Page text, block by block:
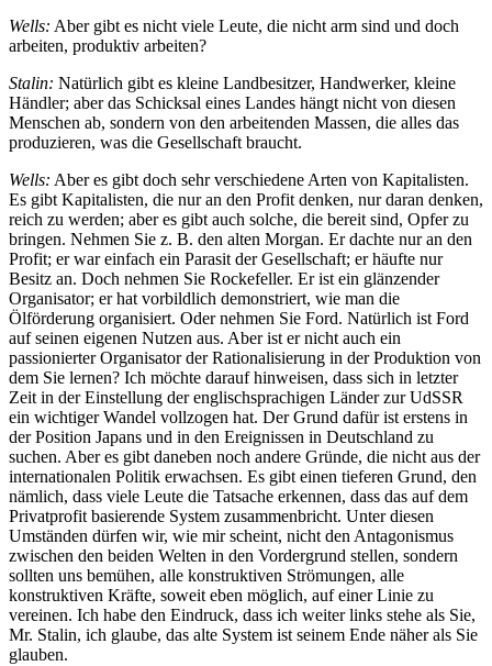
Wells: Aber gibt es nicht viele Leute, die nicht arm sind und doch
arbeiten, produktiv arbeiten?
Stalin: Natürlich gibt es kleine Landbesitzer, Handwerker, kleine
Händler; aber das Schicksal eines Landes hängt nicht von diesen
Menschen ab, sondern von den arbeitenden Massen, die alles das
produzieren, was die Gesellschaft braucht.
Wells: Aber es gibt doch sehr verschiedene Arten von Kapitalisten.
Es gibt Kapitalisten, die nur an den Profit denken, nur daran denken,
reich zu werden; aber es gibt auch solche, die bereit sind, Opfer zu
bringen. Nehmen Sie z. B. den alten Morgan. Er dachte nur an den
Profit; er war einfach ein Parasit der Gesellschaft; er häufte nur
Besitz an. Doch nehmen Sie Rockefeller. Er ist ein glänzender
Organisator; er hat vorbildlich demonstriert, wie man die
Ölförderung organisiert. Oder nehmen Sie Ford. Natürlich ist Ford
auf seinen eigenen Nutzen aus. Aber ist er nicht auch ein
passionierter Organisator der Rationalisierung in der Produktion von
dem Sie lernen? Ich möchte darauf hinweisen, dass sich in letzter
Zeit in der Einstellung der englischsprachigen Länder zur UdSSR
ein wichtiger Wandel vollzogen hat. Der Grund dafür ist erstens in
der Position Japans und in den Ereignissen in Deutschland zu
suchen. Aber es gibt daneben noch andere Gründe, die nicht aus der
internationalen Politik erwachsen. Es gibt einen tieferen Grund, den
nämlich, dass viele Leute die Tatsache erkennen, dass das auf dem
Privatprofit basierende System zusammenbricht. Unter diesen
Umständen dürfen wir, wie mir scheint, nicht den Antagonismus
zwischen den beiden Welten in den Vordergrund stellen, sondern
sollten uns bemühen, alle konstruktiven Strömungen, alle
konstruktiven Kräfte, soweit eben möglich, auf einer Linie zu
vereinen. Ich habe den Eindruck, dass ich weiter links stehe als Sie,
Mr. Stalin, ich glaube, das alte System ist seinem Ende näher als Sie
glauben.